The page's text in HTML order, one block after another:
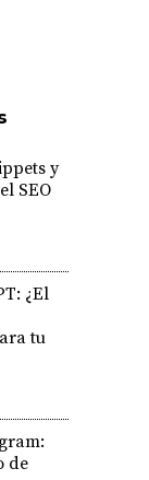
y
SEO
¿El
tu
de